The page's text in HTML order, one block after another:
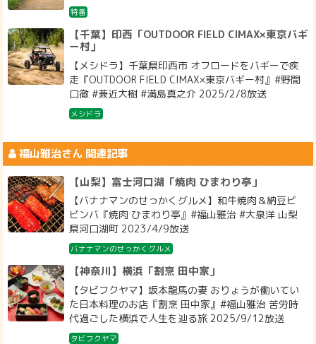
特番
【千葉】印西「OUTDOOR FIELD CIMAX×東京バギ
ー村」
【メシドラ】千葉県印西市 オフロードをバギーで疾
走『OUTDOOR FIELD CIMAX×東京バギー村』#野間
口徹 #兼近大樹 #満島真之介 2025/2/8放送
メシドラ
福山雅治さん 関連記事
【山梨】富士河口湖「焼肉 ひまわり亭」
【バナナマンのせっかくグルメ】和牛焼肉＆納豆ビ
ビンバ『焼肉 ひまわり亭』#福山雅治 #大泉洋 山梨
県河口湖町 2023/4/9放送
バナナマンのせっかくグルメ
【神奈川】横浜「割烹 田中家」
【タビフクヤマ】坂本龍馬の妻 おりょうが働いてい
た日本料理のお店『割烹 田中家』#福山雅治 苦労時
代過ごした横浜で人生を辿る旅 2025/9/12放送
タビフクヤマ